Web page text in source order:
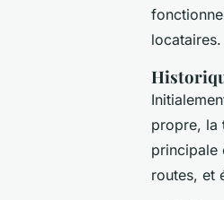
locataires.
propre, la
principale
routes, et